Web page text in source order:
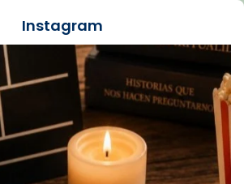
comp
Vatican
👇
es/iglesia/news/2026-
depresion-papa-viaje-
Instagram